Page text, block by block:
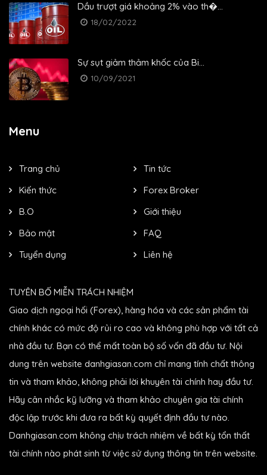
Dầu trượt giá khoảng 2% vào th�...
18/02/2022
Sự sụt giảm thảm khốc của Bi...
10/09/2021
Menu
Trang chủ
Tin tức
Kiến thức
Forex Broker
B.O
Giới thiệu
Bảo mật
FAQ
Tuyển dụng
Liên hệ
TUYÊN BỐ MIỄN TRÁCH NHIỆM
Giao dịch ngoại hối (Forex), hàng hóa và các sản phẩm tài
chính khác có mức độ rủi ro cao và không phù hợp với tất cả
nhà đầu tư. Bạn có thể mất toàn bộ số vốn đã đầu tư. Nội
dung trên website danhgiasan.com chỉ mang tính chất thông
tin và tham khảo, không phải lời khuyên tài chính hay đầu tư.
Hãy cân nhắc kỹ lưỡng và tham khảo chuyên gia tài chính
độc lập trước khi đưa ra bất kỳ quyết định đầu tư nào.
Danhgiasan.com không chịu trách nhiệm về bất kỳ tổn thất
tài chính nào phát sinh từ việc sử dụng thông tin trên website.